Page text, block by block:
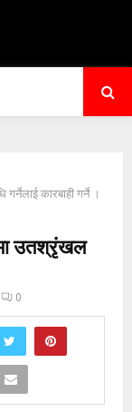
कारबाही गर्ने ।
उतश्रृंखल
0